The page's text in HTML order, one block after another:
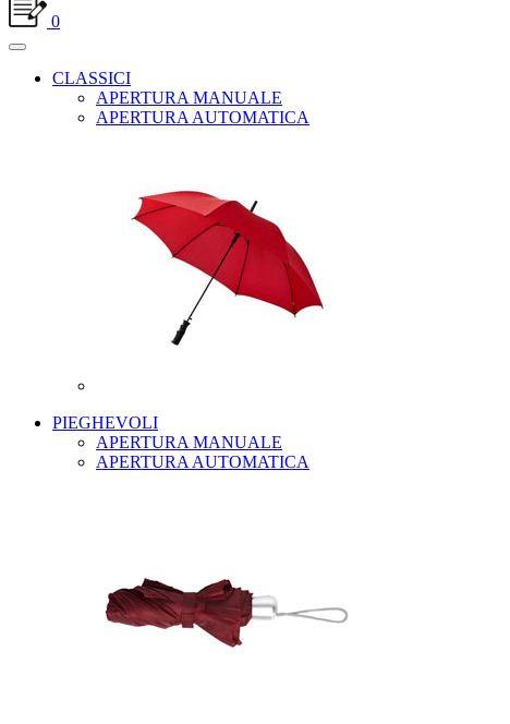
0
CLASSICI
APERTURA MANUALE
APERTURA AUTOMATICA
PIEGHEVOLI
APERTURA MANUALE
APERTURA AUTOMATICA